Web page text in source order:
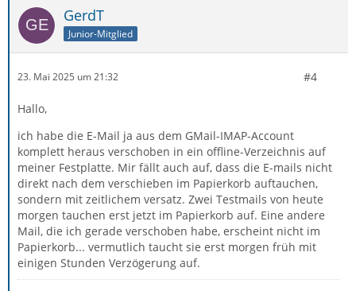
GerdT
Junior-Mitglied
23. Mai 2025 um 21:32 #4
Hallo,
ich habe die E-Mail ja aus dem GMail-IMAP-Account
komplett heraus verschoben in ein offline-Verzeichnis auf
meiner Festplatte. Mir fällt auch auf, dass die E-mails nicht
direkt nach dem verschieben im Papierkorb auftauchen,
sondern mit zeitlichem versatz. Zwei Testmails von heute
morgen tauchen erst jetzt im Papierkorb auf. Eine andere
Mail, die ich gerade verschoben habe, erscheint nicht im
Papierkorb... vermutlich taucht sie erst morgen früh mit
einigen Stunden Verzögerung auf.